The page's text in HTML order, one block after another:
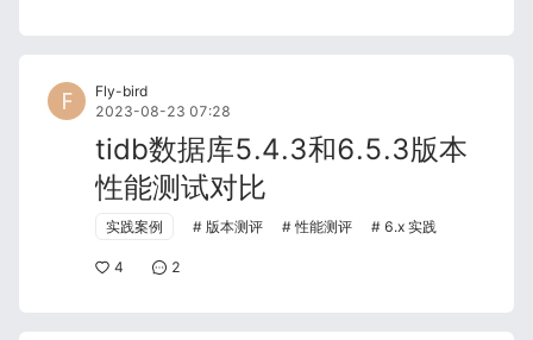
Fly-bird
2023-08-23 07:28
tidb数据库5.4.3和6.5.3版本
性能测试对比
实践案例 版本测评 性能测评 6.x 实践
4 2